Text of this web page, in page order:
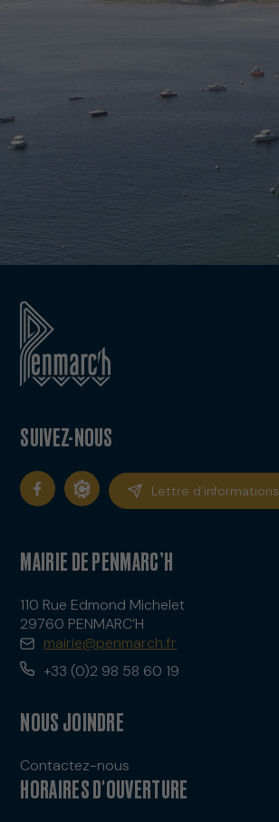
SUIVEZ-NOUS
Lettre d’informations
MAIRIE DE PENMARC’H
110 Rue Edmond Michelet
29760 PENMARC’H
mairie@penmarch.fr
+33 (0)2 98 58 60 19
NOUS JOINDRE
Contactez-nous
HORAIRES D'OUVERTURE